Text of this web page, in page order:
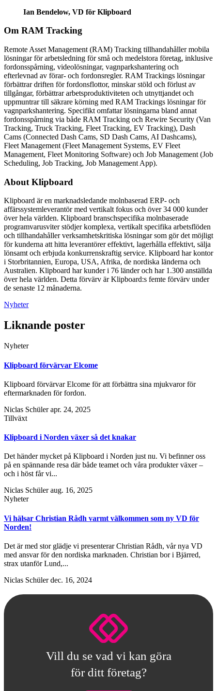
Ian Bendelow, VD för Klipboard
Om RAM Tracking
Remote Asset Management (RAM) Tracking tillhandahåller mobila
lösningar för arbetsledning för små och medelstora företag, inklusive
fordonsspårning, videolösningar, vagnparkshantering och
efterlevnad av förar- och fordonsregler. RAM Trackings lösningar
förbättrar driften för fordonsflottor, minskar stöld och förlust av
tillgångar, förbättrar arbetsproduktiviteten och utnyttjandet och
uppmuntrar till säkrare körning med RAM Trackings lösningar för
vagnparkshantering. Specifikt omfattar lösningarna bland annat
fordonsspårning via både RAM Tracking och Rewire Security (Van
Tracking, Truck Tracking, Fleet Tracking, EV Tracking), Dash
Cams (Connected Dash Cams, SD Dash Cams, AI Dashcams),
Fleet Management (Fleet Management Systems, EV Fleet
Management, Fleet Monitoring Software) och Job Management (Job
Scheduling, Job Tracking, Job Management App).
About Klipboard
Klipboard är en marknadsledande molnbaserad ERP- och
affärssystemleverantör med vertikalt fokus och över 34 000 kunder
över hela världen. Klipboard branschspecifika molnbaserade
programvarusviter stödjer komplexa, vertikalt specifika arbetsflöden
och tillhandahåller verksamhetskritiska lösningar som gör det möjligt
för kunderna att hitta leverantörer effektivt, lagerhålla effektivt, sälja
lönsamt och erbjuda konkurrenskraftig service. Klipboard har kontor
i Storbritannien, Europa, USA, Afrika, de nordiska länderna och
Australien. Klipboard har kunder i 76 länder och har 1.300 anställda
över hela världen. Detta förvärv är Klipboard:s femte förvärv under
de senaste 12 månaderna.
Nyheter
Liknande poster
Nyheter
Klipboard förvärvar Elcome
Klipboard förvärvar Elcome för att förbättra sina mjukvaror för
eftermarknaden för fordon.
Niclas Schülerapr. 24, 2025
Tillväxt
Klipboard i Norden växer så det knakar
Det händer mycket på Klipboard i Norden just nu. Vi befinner oss
på en spännande resa där både teamet och våra produkter växer –
och i höst får vi...
Niclas Schüleraug. 16, 2025
Nyheter
Vi hälsar Christian Rådh varmt välkommen som ny VD för
Norden!
Det är med stor glädje vi presenterar Christian Rådh, vår nya VD
med ansvar för den nordiska marknaden. Christian bor i Bjärred,
strax utanför Lund,...
Niclas Schülerdec. 16, 2024
Vill du se vad vi kan göra
för ditt företag?